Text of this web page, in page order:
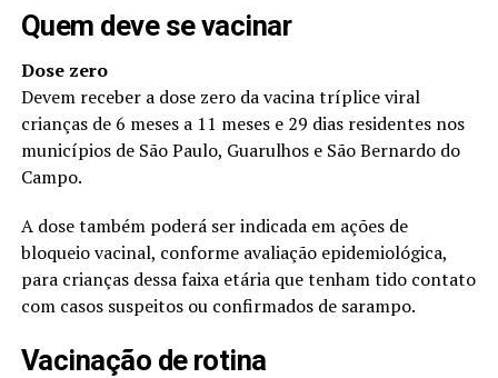
Quem deve se vacinar
Dose zero
Devem receber a dose zero da vacina tríplice viral
crianças de 6 meses a 11 meses e 29 dias residentes nos
municípios de São Paulo, Guarulhos e São Bernardo do
Campo.
A dose também poderá ser indicada em ações de
bloqueio vacinal, conforme avaliação epidemiológica,
para crianças dessa faixa etária que tenham tido contato
com casos suspeitos ou confirmados de sarampo.
Vacinação de rotina